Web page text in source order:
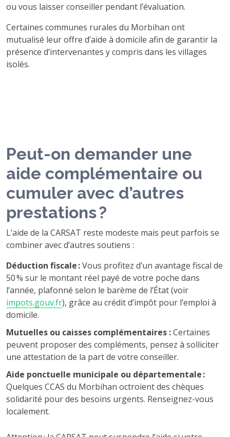
ou vous laisser conseiller pendant l’évaluation.
Certaines communes rurales du Morbihan ont
mutualisé leur offre d’aide à domicile afin de garantir la
présence d’intervenantes y compris dans les villages
isolés.
Peut-on demander une
aide complémentaire ou
cumuler avec d’autres
prestations ?
L’aide de la CARSAT reste modeste mais peut parfois se
combiner avec d’autres soutiens :
Déduction fiscale :Vous profitez d’un avantage fiscal de
50 % sur le montant réel payé de votre poche dans
l’année, plafonné selon le barème de l’État (voir
impots.gouv.fr), grâce au crédit d’impôt pour l’emploi à
domicile.
Mutuelles ou caisses complémentaires :Certaines
peuvent proposer des compléments, pensez à solliciter
une attestation de la part de votre conseiller.
Aide ponctuelle municipale ou départementale :
Quelques CCAS du Morbihan octroient des chèques
solidarité pour des besoins urgents. Renseignez-vous
localement.